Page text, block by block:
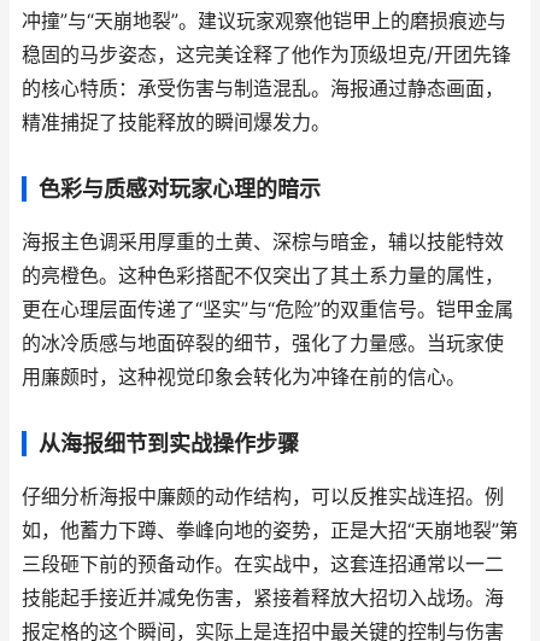
冲撞”与“天崩地裂”。建议玩家观察他铠甲上的磨损痕迹与
稳固的马步姿态，这完美诠释了他作为顶级坦克/开团先锋
的核心特质：承受伤害与制造混乱。海报通过静态画面，
精准捕捉了技能释放的瞬间爆发力。
色彩与质感对玩家心理的暗示
海报主色调采用厚重的土黄、深棕与暗金，辅以技能特效
的亮橙色。这种色彩搭配不仅突出了其土系力量的属性，
更在心理层面传递了“坚实”与“危险”的双重信号。铠甲金属
的冰冷质感与地面碎裂的细节，强化了力量感。当玩家使
用廉颇时，这种视觉印象会转化为冲锋在前的信心。
从海报细节到实战操作步骤
仔细分析海报中廉颇的动作结构，可以反推实战连招。例
如，他蓄力下蹲、拳峰向地的姿势，正是大招“天崩地裂”第
三段砸下前的预备动作。在实战中，这套连招通常以一二
技能起手接近并减免伤害，紧接着释放大招切入战场。海
报定格的这个瞬间，实际上是连招中最关键的控制与伤害